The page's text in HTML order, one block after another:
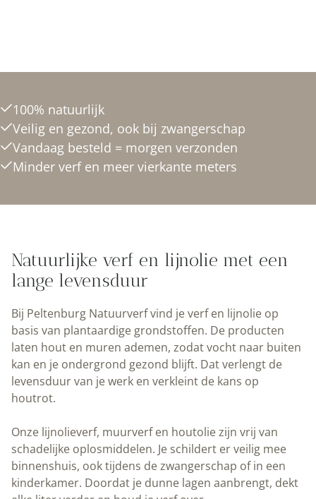
100% natuurlijk
Veilig en gezond, ook bij zwangerschap
Vandaag besteld = morgen verzonden
Minder verf en meer vierkante meters
Natuurlijke verf en lijnolie met een
lange levensduur
Bij Peltenburg Natuurverf vind je verf en lijnolie op
basis van plantaardige grondstoffen. De producten
laten hout en muren ademen, zodat vocht naar buiten
kan en je ondergrond gezond blijft. Dat verlengt de
levensduur van je werk en verkleint de kans op
houtrot.
Onze lijnolieverf, muurverf en houtolie zijn vrij van
schadelijke oplosmiddelen. Je schildert er veilig mee
binnenshuis, ook tijdens de zwangerschap of in een
kinderkamer. Doordat je dunne lagen aanbrengt, dekt